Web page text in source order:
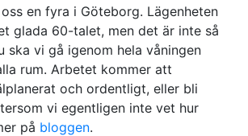
en fyra i Göteborg. Lägenheten
glada 60-talet, men det är inte så
ska vi gå igenom hela våningen
rum. Arbetet kommer att
och ordentligt, eller bli
vi egentligen inte vet hur
på bloggen.